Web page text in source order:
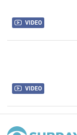
VIDEO
VIDEO